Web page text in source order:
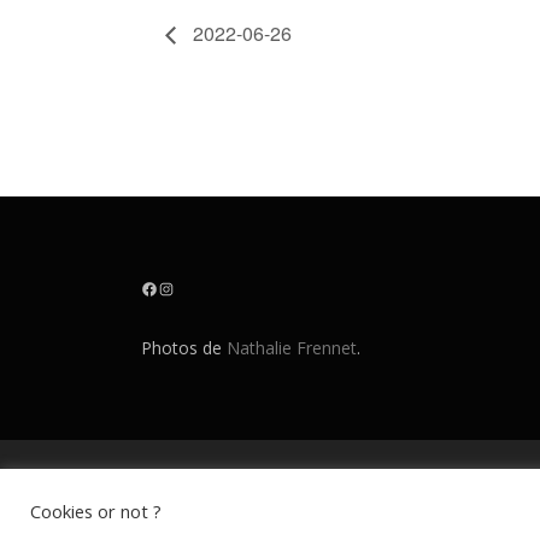
2022-06-26
Facebook Instagram
Photos de Nathalie Frennet.
Cookies or not ?